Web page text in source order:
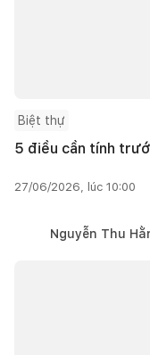
Biệt thự
5 điều cần tính
27/06/2026, lúc 10:00
Nguyễn Thu